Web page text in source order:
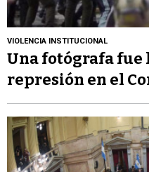
VIOLENCIA INSTITUCIONAL
Una fotógrafa
represión en el